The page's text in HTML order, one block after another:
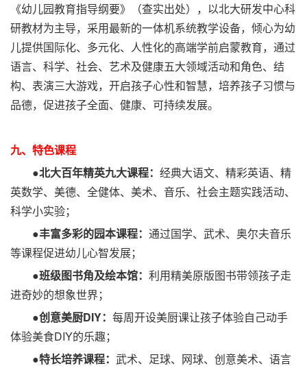
《幼儿园教育指导纲要》（查实出处），以北大研发中心科
研教材为主导，采用最新的一体机系统教学设备，倾心为幼
儿提供国际化、多元化、人性化的高端学前启蒙教育，通过
语言、科学、社会、艺术及健康五大领域活动和角色、结
构、表演三大游戏，开启孩子心性和智慧，培养孩子习惯与
品德，促进孩子全面、健康、可持续发展。
九、特色课程
●北大百年精英九大课程： 经典大语文、精彩英语、精
英数学、美德、全健体、美术、音乐、社会主题实践活动、
科学小实验；
●丰富多彩的园本课程： 通过国学、武术、奥尔夫音乐
等课程促进幼儿心智发展；
●班级图书角及绘本馆： 利用精美原版图书带领孩子走
进奇妙的想象世界；
●创意美厨DIY： 每周开设美厨课让孩子体验自己动手
体验美食DIY的乐趣；
●特长培养课程： 武术、足球、网球、创意美术、语言